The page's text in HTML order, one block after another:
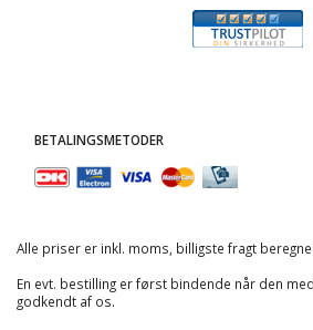
BETALINGSMETODER
Alle priser er inkl. moms, billigste fragt
En evt. bestilling er først bindende når den
godkendt af os.